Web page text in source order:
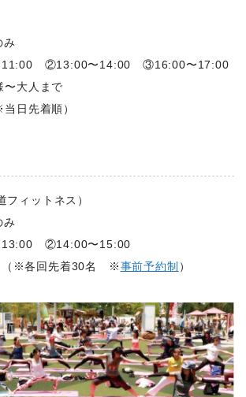
み
11:00 ②13:00〜14:00 ③16:00〜17:00
〜大人まで
日先着順）
ィットネス）
み
13:00 ②14:00〜15:00
（※各回先着30名 ※事前予約制 ）